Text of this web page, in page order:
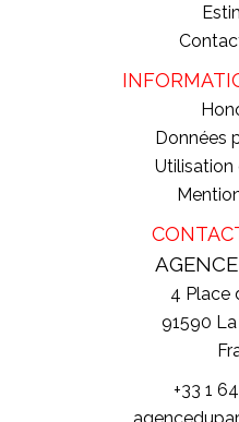
Données
Utilisation
4 Place
91590
+33 1